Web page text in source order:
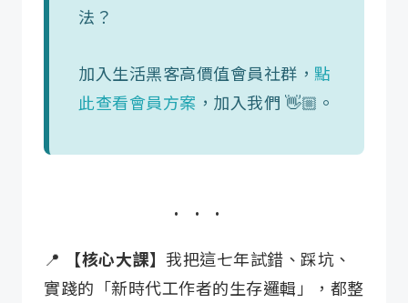
法？
加入生活黑客高價值會員社群， 點
此查看會員方案 ，加入我們 👋🏼。
📍 【核心大課】 我把這七年試錯、踩坑、
實踐的「新時代工作者的生存邏輯」，都整